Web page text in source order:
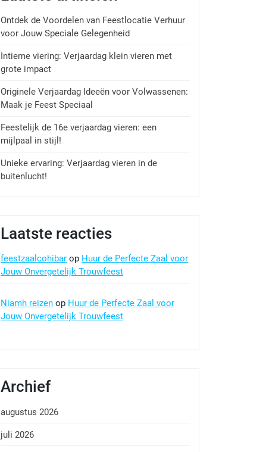
Ontdek de Voordelen van Feestlocatie Verhuur
voor Jouw Speciale Gelegenheid
Intieme viering: Verjaardag klein vieren met
grote impact
Originele Verjaardag Ideeën voor Volwassenen:
Maak je Feest Speciaal
Feestelijk de 16e verjaardag vieren: een
mijlpaal in stijl!
Unieke ervaring: Verjaardag vieren in de
buitenlucht!
Laatste reacties
feestzaalcohibar op Huur de Perfecte Zaal voor
Jouw Onvergetelijk Trouwfeest
Niamh reizen op Huur de Perfecte Zaal voor
Jouw Onvergetelijk Trouwfeest
Archief
augustus 2026
juli 2026